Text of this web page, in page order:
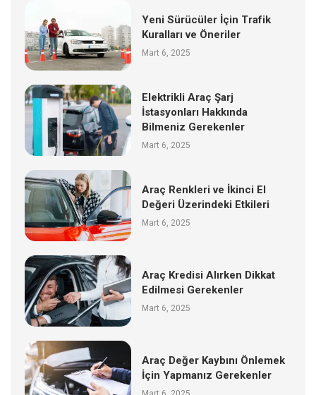
Yeni Sürücüler İçin Trafik
Kuralları ve Öneriler
Mart 6, 2025
Elektrikli Araç Şarj
İstasyonları Hakkında
Bilmeniz Gerekenler
Mart 6, 2025
Araç Renkleri ve İkinci El
Değeri Üzerindeki Etkileri
Mart 6, 2025
Araç Kredisi Alırken Dikkat
Edilmesi Gerekenler
Mart 6, 2025
Araç Değer Kaybını Önlemek
İçin Yapmanız Gerekenler